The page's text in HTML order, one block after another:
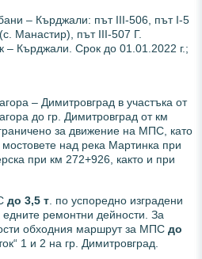
– Кърджали: път ІІІ-506, път І-5
Манастир), път ІІІ-507 Г.
Кърджали. Срок до 01.01.2022 г.;
– Димитровград в участъка от
до гр. Димитровград от км
за движение на МПС, като
над река Мартинка при
при км 272+926, както и при
до 3,5 т . по успоредно изградени
едните ремонтни дейности. За
обходния маршрут за МПС до
1 и 2 на гр. Димитровград.